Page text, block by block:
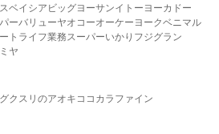
ベイシア ビッグヨーサンイトーヨーカドー
ーバリューヤオコーオーケー ヨークベニマル
ト ライフ業務スーパーいかり フジグラン
ヤ
クスリのアオキ ココカラファイン